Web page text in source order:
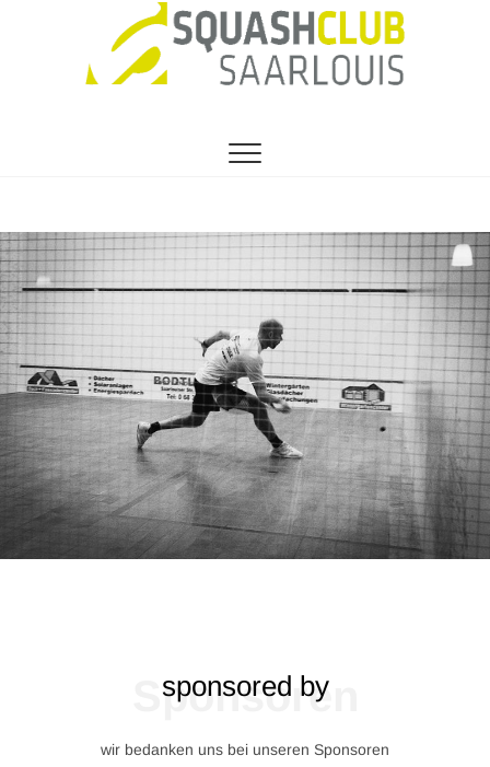
Saarlouis e.V.
sponsored by
Sponsoren
wir bedanken uns bei unseren Sponsoren